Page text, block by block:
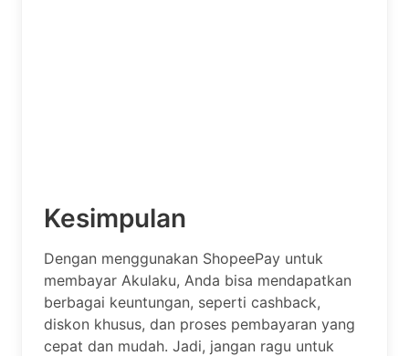
Kesimpulan
Dengan menggunakan ShopeePay untuk
membayar Akulaku, Anda bisa mendapatkan
berbagai keuntungan, seperti cashback,
diskon khusus, dan proses pembayaran yang
cepat dan mudah. Jadi, jangan ragu untuk